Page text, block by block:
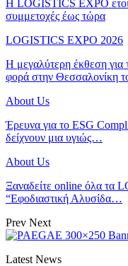
Η LOGISTICS EXPO
συμμετοχές έως τώρα
LOGISTICS EXPO 2026
Η μεγαλύτερη έκθεση
φορά στην Θεσσαλονίκη
About Us
Έρευνα για το ESG
δείχνουν μια υγιώς…
About Us
Ξαναδείτε online όλα τα
“Εφοδιαστική Αλυσίδα…
Prev Next
Latest News